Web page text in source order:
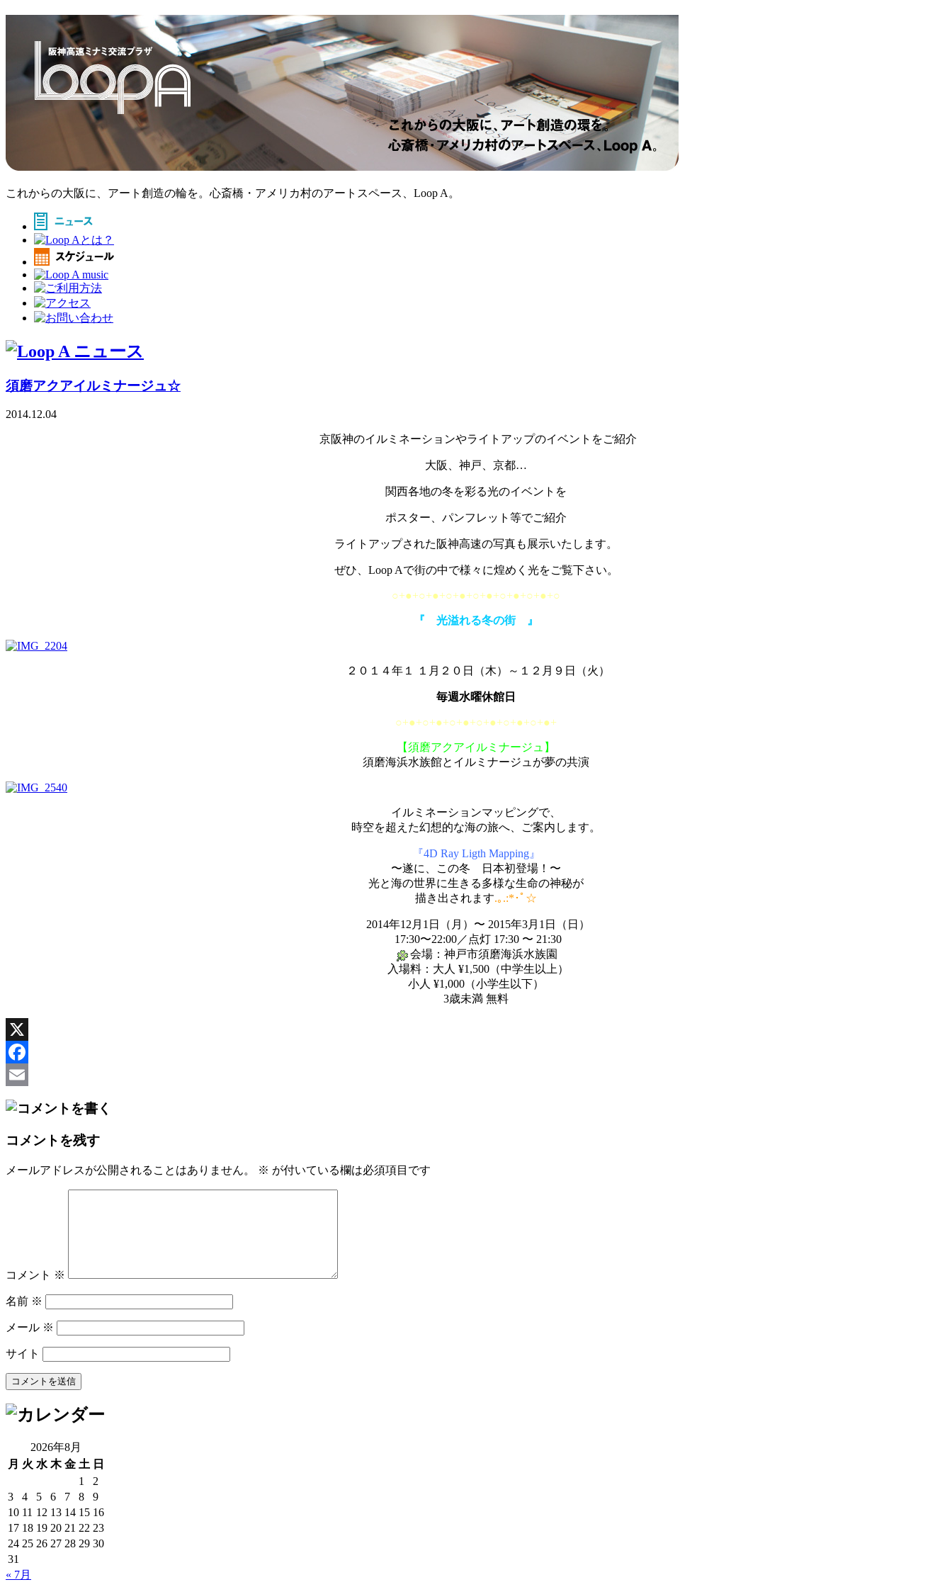
これからの大阪に、アート創造の輪を。心斎橋・アメリカ村のアートスペース、Loop A。
須磨アクアイルミナージュ☆
2014.12.04
京阪神のイルミネーションやライトアップのイベントをご紹介
大阪、神戸、京都…
関西各地の冬を彩る光のイベントを
ポスター、パンフレット等でご紹介
ライトアップされた阪神高速の写真も展示いたします。
ぜひ、Loop Aで街の中で様々に煌めく光をご覧下さい。
○+●+○+●+○+●+○+●+○+●+○+●+○
『 光溢れる冬の街 』
２０１４年１ １月２０日（木）～１２月９日（火）
毎週水曜休館日
○+●+○+●+○+●+○+●+○+●+○+●+
【須磨アクアイルミナージュ】
須磨海浜水族館とイルミナージュが夢の共演
イルミネーションマッピングで、
時空を超えた幻想的な海の旅へ、ご案内します。
『4D Ray Ligth Mapping』
〜遂に、この冬 日本初登場！〜
光と海の世界に生きる多様な生命の神秘が
描き出されます.｡.:*･ﾟ☆
2014年12月1日（月）〜 2015年3月1日（日）
17:30〜22:00／点灯 17:30 〜 21:30
会場：神戸市須磨海浜水族園
入場料：大人 ¥1,500（中学生以上）
小人 ¥1,000（小学生以下）
3歳未満 無料
X
Facebook
Email
コメントを残す
メールアドレスが公開されることはありません。 ※ が付いている欄は必須項目です
コメント ※
名前 ※
メール ※
サイト
2026年8月
月 火 水 木 金 土 日
1
2
3
4 5 6 7 8
9
10 11 12 13 14 15 16
17 18 19 20 21 22 23
24 25 26 27 28 29 30
31
« 7月